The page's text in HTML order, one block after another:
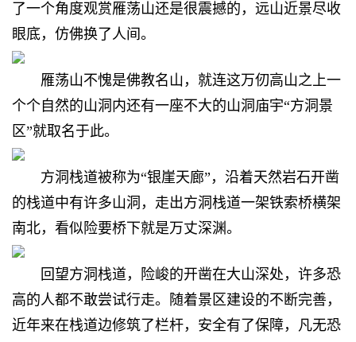
了一个角度观赏雁荡山还是很震撼的，远山近景尽收
眼底，仿佛换了人间。
雁荡山不愧是佛教名山，就连这万仞高山之上一
个个自然的山洞内还有一座不大的山洞庙宇“方洞景
区”就取名于此。
方洞栈道被称为“银崖天廊”，沿着天然岩石开凿
的栈道中有许多山洞，走出方洞栈道一架铁索桥横架
南北，看似险要桥下就是万丈深渊。
回望方洞栈道，险峻的开凿在大山深处，许多恐
高的人都不敢尝试行走。随着景区建设的不断完善，
近年来在栈道边修筑了栏杆，安全有了保障，凡无恐